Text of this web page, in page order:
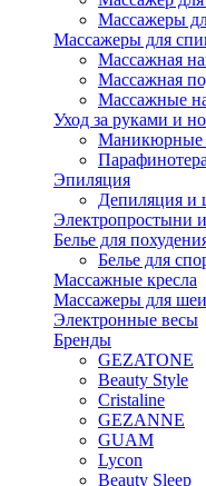
Массажеры
Массажеры для
Массажная
Массажная
Массажные
Уход за руками и
Маникюрные
Эпиляция
Депиляция и
Электропростыни
Белье для
Белье для
Массажные кресла
Массажеры для шеи
Электронные весы
Бренды
GEZATONE
Beauty Style
Cristaline
GEZANNE
GUAM
Lycon
Beauty Sleep